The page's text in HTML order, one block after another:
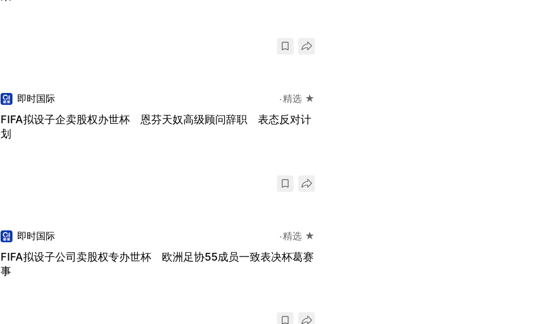
即时国际 精选 ★
FIFA拟设子企卖股权办世杯 恩芬天奴高级顾问辞职 表态反对计
划
即时国际 精选 ★
FIFA拟设子公司卖股权专办世杯 欧洲足协55成员一致表决杯葛赛
事